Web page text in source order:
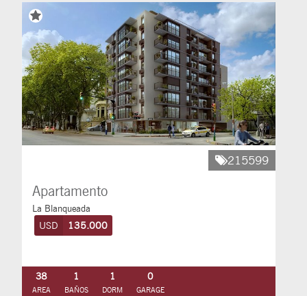
215599
Apartamento
La Blanqueada
USD 135.000
38
AREA
1
BAÑOS
1
DORM
0
GARAGE